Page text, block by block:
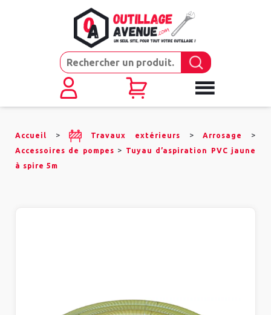
Accueil > Travaux extérieurs >Arrosage >
Accessoires de pompes >
Tuyau d’aspiration PVC jaune
à spire 5m